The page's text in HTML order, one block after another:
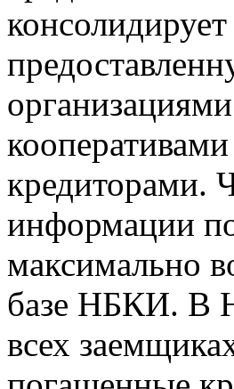
кредиторами.
информации
максимально
базе НБКИ. В
всех